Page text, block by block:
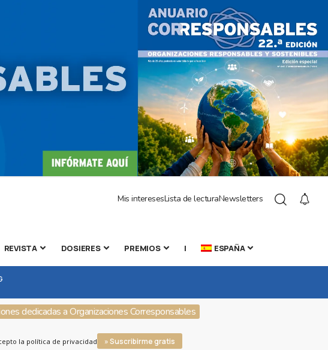
Mis interesesLista de lecturaNewsletters
REVISTA DOSIERES PREMIOS | ESPAÑA
dedicadas a Organizaciones Corresponsables
la política de privacidad » Suscribirme gratis